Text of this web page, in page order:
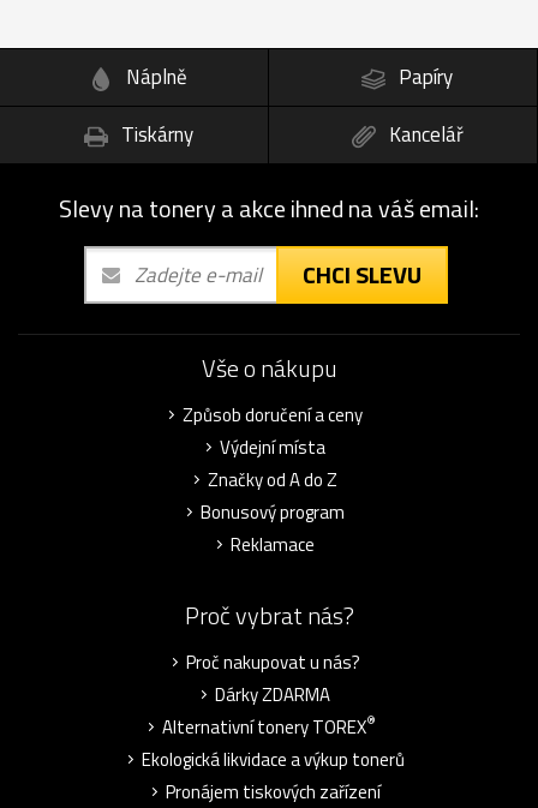
Náplně
Papíry
Tiskárny
Kancelář
Slevy na tonery a akce ihned na váš email:
CHCI SLEVU
Vše o nákupu
Způsob doručení a ceny
Výdejní místa
Značky od A do Z
Bonusový program
Reklamace
Proč vybrat nás?
Proč nakupovat u nás?
Dárky ZDARMA
Alternativní tonery TOREX®
Ekologická likvidace a výkup tonerů
Pronájem tiskových zařízení